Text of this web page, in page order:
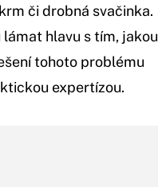
či drobná svačinka.
hlavu s tím, jakou
tohoto problému
expertízou.